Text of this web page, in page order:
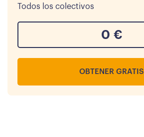
Todos los colectivos
0 €
OBTENER GRATIS